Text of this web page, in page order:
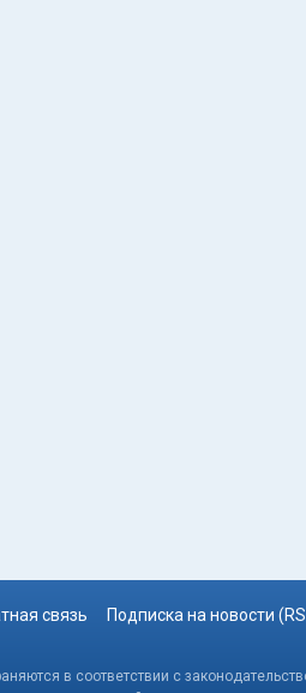
связь Подписка на новости
в соответствии с